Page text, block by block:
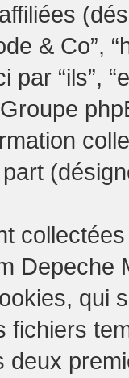
& Co”,
“ils”,
Depeche
qui
fichiers